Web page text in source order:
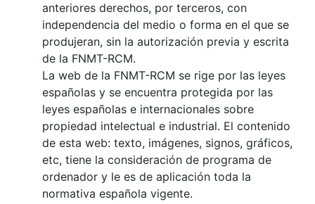
anteriores derechos, por terceros, con
independencia del medio o forma en el que se
produjeran, sin la autorización previa y escrita
de la FNMT-RCM.
La web de la FNMT-RCM se rige por las leyes
españolas y se encuentra protegida por las
leyes españolas e internacionales sobre
propiedad intelectual e industrial. El contenido
de esta web: texto, imágenes, signos, gráficos,
etc, tiene la consideración de programa de
ordenador y le es de aplicación toda la
normativa española vigente.